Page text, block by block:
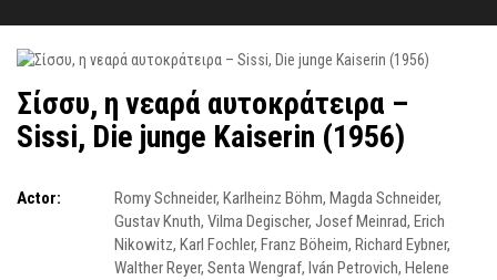
Σίσσυ, η νεαρά αυτοκράτειρα –
Sissi, Die junge Kaiserin (1956)
Actor: Romy Schneider, Karlheinz Böhm, Magda Schneider,
Gustav Knuth, Vilma Degischer, Josef Meinrad, Erich
Nikowitz, Karl Fochler, Franz Böheim, Richard Eybner,
Walther Reyer, Senta Wengraf, Iván Petrovich, Helene